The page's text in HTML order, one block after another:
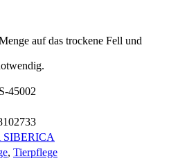
auf das trockene Fell und
45002
, Tierpflege